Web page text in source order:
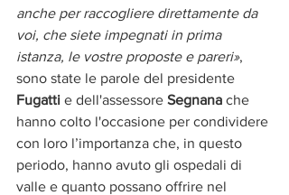
anche per raccogliere direttamente da
voi, che siete impegnati in prima
istanza, le vostre proposte e pareri»,
sono state le parole del presidente
Fugatti e dell'assessore Segnana che
hanno colto l'occasione per condividere
con loro l’importanza che, in questo
periodo, hanno avuto gli ospedali di
valle e quanto possano offrire nel